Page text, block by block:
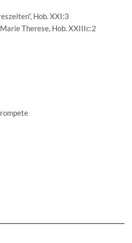
Hob. XXI:3
Therese, Hob. XXIIIc:2